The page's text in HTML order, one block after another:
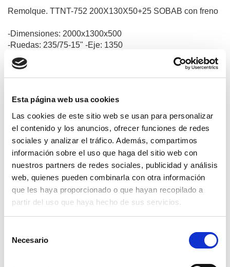
Esta página web usa cookies
Las cookies de este sitio web se usan para personalizar
el contenido y los anuncios, ofrecer funciones de redes
sociales y analizar el tráfico. Además, compartimos
información sobre el uso que haga del sitio web con
nuestros partners de redes sociales, publicidad y análisis
web, quienes pueden combinarla con otra información
que les haya proporcionado o que hayan recopilado a
partir del uso que haya hecho de sus servicios.
Necesario
Remolque. TTNT-752 200X130X50+25 SOBAB con freno
-Dimensiones: 2000x1300x500
-Ruedas: 235/75-15" -Eje: 1350
-M.M.A: 75O -Tara:
-Basculante por Inercia
-Rueda Jockey
Productos relacionados